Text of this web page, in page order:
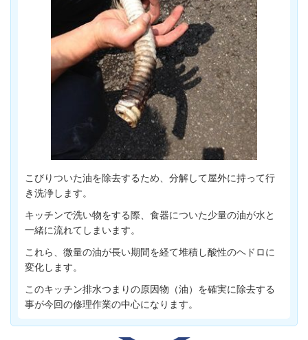
こびりついた油を除去するため、分解して屋外に持って行
き洗浄します。
キッチンで洗い物をする際、食器についた少量の油が水と
一緒に流れてしまいます。
これら、微量の油が長い期間を経て堆積し酸性のヘドロに
変化します。
このキッチン排水つまりの原因物（油）を確実に除去する
事が今回の修理作業の中心になります。